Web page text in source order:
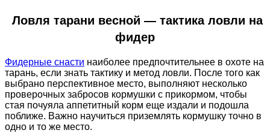
Ловля тарани весной — тактика ловли на
фидер
Фидерные снасти наиболее предпочтительнее в охоте на
тарань, если знать тактику и метод ловли. После того как
выбрано перспективное место, выполняют несколько
проверочных забросов кормушки с прикормом, чтобы
стая почуяла аппетитный корм еще издали и подошла
поближе. Важно научиться приземлять кормушку точно в
одно и то же место.